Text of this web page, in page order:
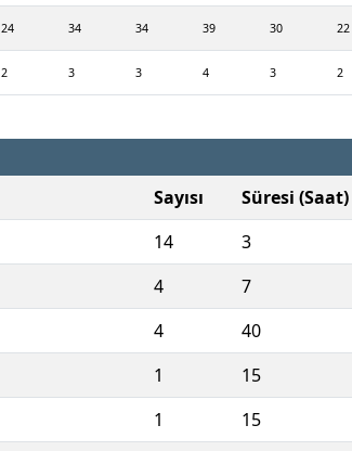
24 34 34 39 30 22
2 3 3 4 3 2
Sayısı Süresi (Saat)
14 3
4 7
4 40
1 15
1 15